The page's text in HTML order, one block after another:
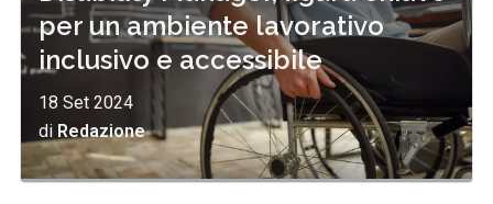
per un ambiente lavorativo
inclusivo e accessibile
18 Set 2024
di Redazione